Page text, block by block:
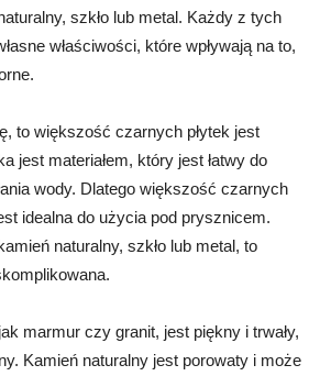
szkło lub metal. Każdy z tych
właściwości, które wpływają na to,
to większość czarnych płytek jest
jest materiałem, który jest łatwy do
wody. Dlatego większość czarnych
idealna do użycia pod prysznicem.
naturalny, szkło lub metal, to
marmur czy granit, jest piękny i trwały,
Kamień naturalny jest porowaty i może